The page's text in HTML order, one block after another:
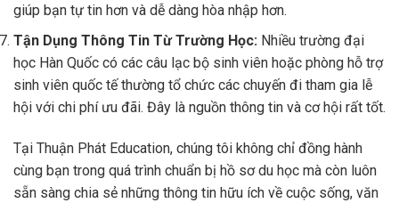
giúp bạn tự tin hơn và dễ dàng hòa nhập hơn.
Tận Dụng Thông Tin Từ Trường Học: Nhiều trường đại
học Hàn Quốc có các câu lạc bộ sinh viên hoặc phòng hỗ trợ
sinh viên quốc tế thường tổ chức các chuyến đi tham gia lễ
hội với chi phí ưu đãi. Đây là nguồn thông tin và cơ hội rất tốt.
Tại Thuận Phát Education, chúng tôi không chỉ đồng hành
cùng bạn trong quá trình chuẩn bị hồ sơ du học mà còn luôn
sẵn sàng chia sẻ những thông tin hữu ích về cuộc sống, văn